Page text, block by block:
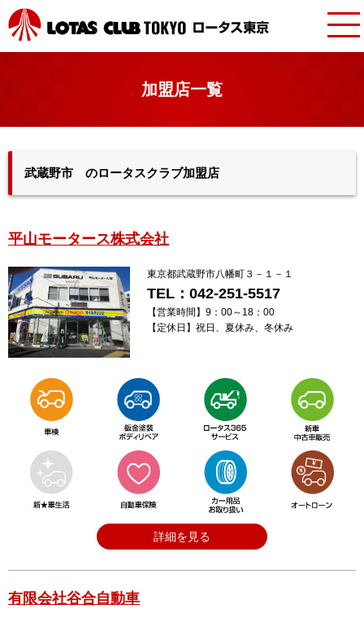
加盟店一覧
武蔵野市 のロータスクラブ加盟店
平山モータース株式会社
東京都武蔵野市八幡町３－１－１
TEL：042-251-5517
【営業時間】9：00～18：00
【定休日】祝日、夏休み、冬休み
詳細を見る
有限会社谷合自動車